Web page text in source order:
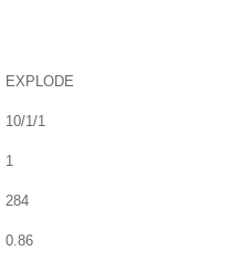
EXPLODE
10/1/1
1
284
0.86